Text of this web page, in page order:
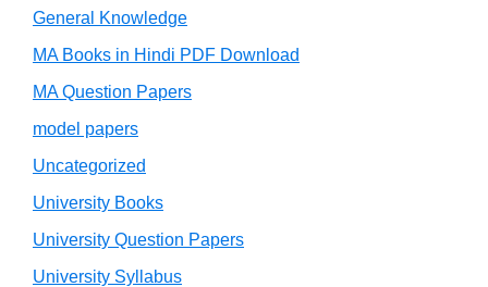
General Knowledge
MA Books in Hindi PDF Download
MA Question Papers
model papers
Uncategorized
University Books
University Question Papers
University Syllabus